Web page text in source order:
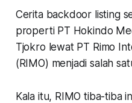
Cerita backdoor listing
properti PT Hokindo
Tjokro lewat PT Rimo
(RIMO) menjadi salah
Kala itu, RIMO tiba-tiba